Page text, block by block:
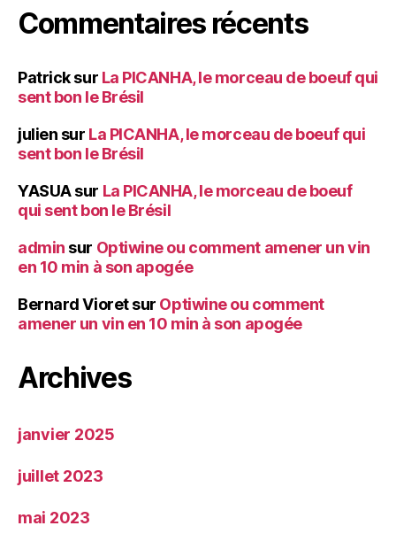
Commentaires récents
Patricksur La PICANHA, le morceau de boeuf qui
sent bon le Brésil
julien sur La PICANHA, le morceau de boeuf qui
sent bon le Brésil
YASUAsur La PICANHA, le morceau de boeuf
qui sent bon le Brésil
admin sur Optiwine ou comment amener un vin
en 10 min à son apogée
Bernard Vioretsur Optiwine ou comment
amener un vin en 10 min à son apogée
Archives
janvier 2025
juillet 2023
mai 2023